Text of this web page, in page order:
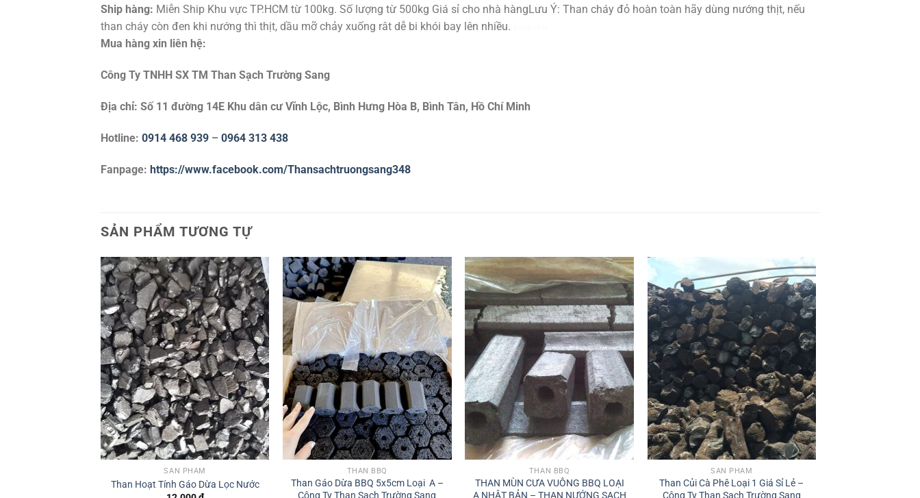
Ship hàng: Miễn Ship Khu vực TP.HCM từ 100kg. Số lượng từ 500kg Giá sỉ cho nhà hàngLưu Ý: Than cháy đỏ hoàn toàn hãy dùng nướng thịt, nếu
than cháy còn đen khi nướng thì thịt, dầu mỡ chảy xuống rât dễ bi khói bay lên nhiều.
Mua hàng xin liên hệ:
Công Ty TNHH SX TM Than Sạch Trường Sang
Địa chỉ: Số 11 đường 14E Khu dân cư Vĩnh Lộc, Bình Hưng Hòa B, Bình Tân, Hồ Chí Minh
Hotline: 0914 468 939 – 0964 313 438
Fanpage: https://www.facebook.com/Thansachtruongsang348
SẢN PHẨM TƯƠNG TỰ
Add to
wishlist
SẢN PHẨM
Than Hoạt Tính Gáo Dừa Lọc Nước
Add to
wishlist
THAN BBQ
Than Gáo Dừa BBQ 5x5cm Loại A –
Công Ty Than Sạch Trường Sang
Add to
wishlist
THAN BBQ
THAN MÙN CƯA VUÔNG BBQ LOẠI
A NHẬT BẢN – THAN NƯỚNG SẠCH
Add to
wishlist
SẢN PHẨM
Than Củi Cà Phê Loại 1 Giá Sỉ Lẻ –
Công Ty Than Sạch Trường Sang